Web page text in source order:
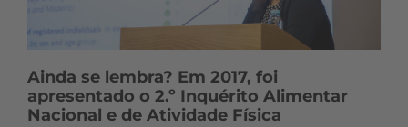
Ainda se lembra? Em 2017, foi
apresentado o 2.º Inquérito Alimentar
Nacional e de Atividade Física